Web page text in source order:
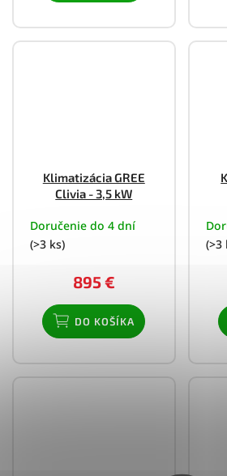
Klimatizácia GREE
Clivia - 3,5 kW
Doručenie do 4 dní
(>3 ks)
895 €
DO KOŠÍKA
(>3